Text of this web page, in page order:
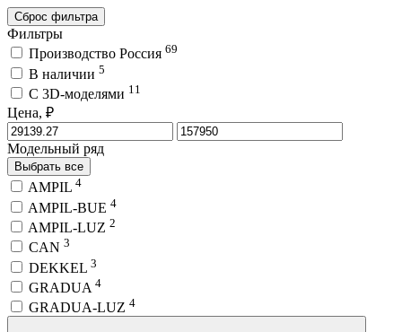
Сброс фильтра
Фильтры
Производство Россия 69
В наличии 5
C 3D-моделями 11
Цена, ₽
Модельный ряд
Выбрать все
AMPIL 4
AMPIL-BUE 4
AMPIL-LUZ 2
CAN 3
DEKKEL 3
GRADUA 4
GRADUA-LUZ 4